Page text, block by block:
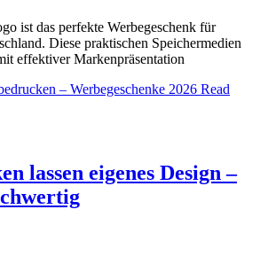
ist das perfekte Werbegeschenk für
Diese praktischen Speichermedien
effektiver Markenpräsentation
– Werbegeschenke 2026 Read
lassen eigenes Design –